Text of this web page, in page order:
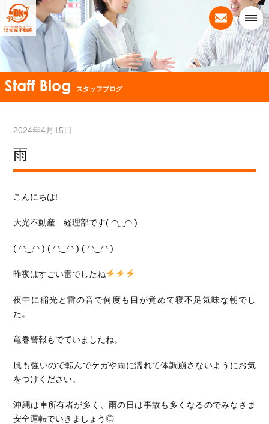
スタッフブログ
2024年4月15日
雨
こんにちは!
大光不動産 経理部です( ◠‿◠ )
( ◠‿◠ ) ( ◠‿◠ ) ( ◠‿◠ )
昨夜はすごい雷でしたね
夜中に稲光と雷の音で何度も目が覚めて寝不足気味な朝でし
た。
竜巻警報もでていましたね。
風も強いので転んでケガや雨に濡れて体調崩さないようにお気
をつけください。
沖縄は車所有者が多く、雨の日は事故も多くなるのでみなさま
安全運転でいきましょう◎